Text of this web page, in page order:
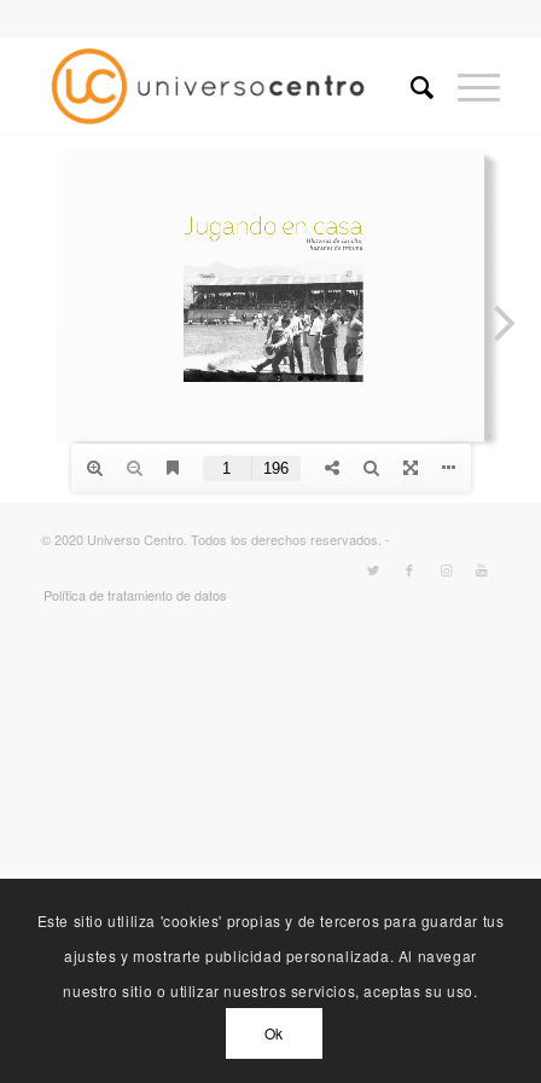
© 2020 Universo Centro. Todos los derechos reservados. -
Política de tratamiento de datos
Este sitio utliliza 'cookies' propias y de terceros para guardar tus
ajustes y mostrarte publicidad personalizada. Al navegar
nuestro sitio o utilizar nuestros servicios, aceptas su uso.
Ok